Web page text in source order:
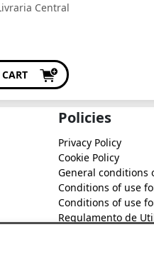
Central
Policies
Privacy Policy
Cookie Policy
General conditions
Conditions of use
Conditions of use
Regulamento de